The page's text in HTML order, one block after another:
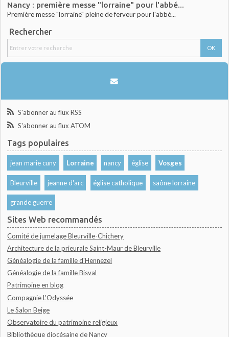
Nancy : première messe "lorraine" pour l'abbé...
Première messe "lorraine" pleine de ferveur pour l'abbé...
Rechercher
S'abonner au flux RSS
S'abonner au flux ATOM
Tags populaires
jean marie cuny Lorraine nancy église Vosges
Bleurville jeanne d'arc église catholique saône lorraine
grande guerre
Sites Web recommandés
Comité de jumelage Bleurville-Chichery
Architecture de la prieurale Saint-Maur de Bleurville
Généalogie de la famille d'Hennezel
Généalogie de la famille Bisval
Patrimoine en blog
Compagnie L'Odyssée
Le Salon Beige
Observatoire du patrimoine religieux
Bibliothèque diocésaine de Nancy